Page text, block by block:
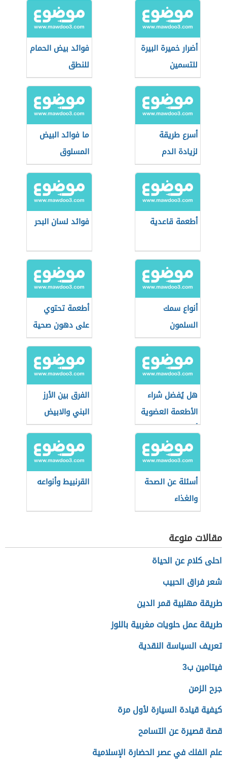
أضرار خميرة البيرة
للتسمين
فوائد بيض الحمام
للنطق
أسرع طريقة
لزيادة الدم
ما فوائد البيض
المسلوق
أطعمة قاعدية فوائد لسان البحر
أنواع سمك
السلمون
أطعمة تحتوي
على دهون صحية
هل يُفضل شراء
الأطعمة العضوية
أثناء التسوق؟
الفرق بين الأرز
البني والابيض
أسئلة عن الصحة
والغذاء
القرنبيط وأنواعه
مقالات منوعة
احلى كلام عن الحياة
شعر فراق الحبيب
طريقة مهلبية قمر الدين
طريقة عمل حلويات مغربية باللوز
تعريف السياسة النقدية
فيتامين ب3
جرح الزمن
كيفية قيادة السيارة لأول مرة
قصة قصيرة عن التسامح
علم الفلك في عصر الحضارة الإسلامية